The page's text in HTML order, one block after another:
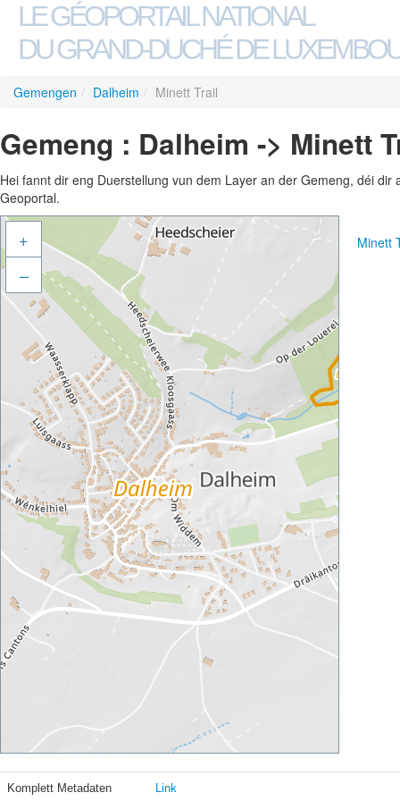
LE GÉOPORTAIL NATIONAL
DU GRAND-DUCHÉ DE
Gemengen / Dalheim / Minett Trail
Gemeng : Dalheim -> Minett
Hei fannt dir eng Duerstellung vun dem Layer an der Gemeng, déi
Geoportal.
+
–
Minett
Komplett Metadaten Link